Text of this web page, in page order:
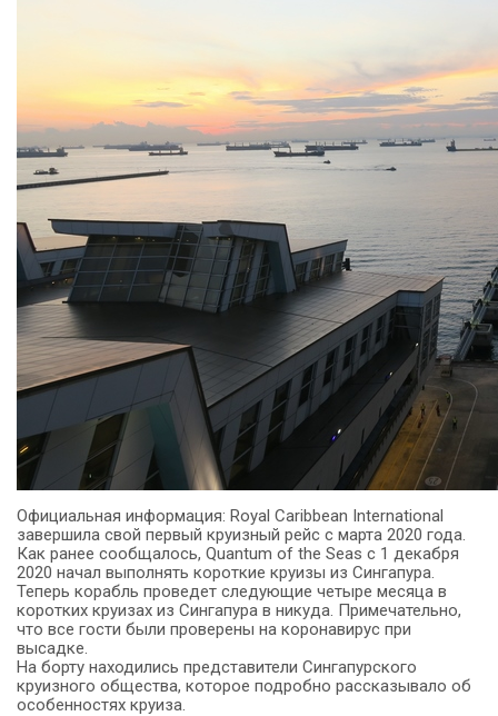
Официальная информация: Royal Caribbean International
завершила свой первый круизный рейс с марта 2020 года.
Как ранее сообщалось, Quantum of the Seas с 1 декабря
2020 начал выполнять короткие круизы из Сингапура.
Теперь корабль проведет следующие четыре месяца в
коротких круизах из Сингапура в никуда. Примечательно,
что все гости были проверены на коронавирус при
высадке.
На борту находились представители Сингапурского
круизного общества, которое подробно рассказывало об
особенностях круиза.